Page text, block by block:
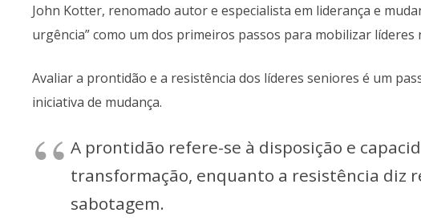
John Kotter, renomado autor e especialista em liderança e
urgência” como um dos primeiros passos para mobilizar líderes
Avaliar a prontidão e a resistência dos líderes seniores é um
iniciativa de mudança.
A prontidão refere-se à disposição e
transformação, enquanto a resistência diz
sabotagem.